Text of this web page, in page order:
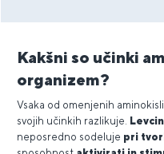
Kakšni so učinki
organizem?
Vsaka od omenjenih
svojih učinkih razlikuje. Levcin
neposredno sodeluje pri